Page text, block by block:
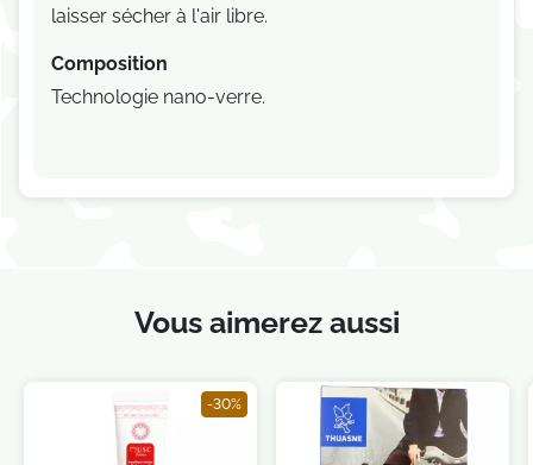
laisser sécher à l'air libre.
Composition
Technologie nano-verre.
Vous aimerez aussi
-30%